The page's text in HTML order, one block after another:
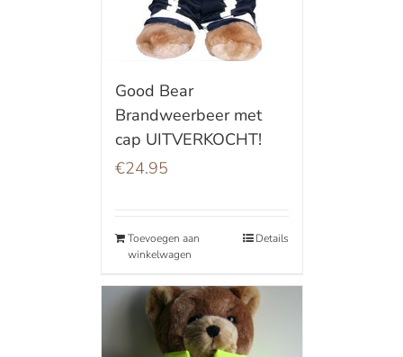
Good Bear
Brandweerbeer met
cap UITVERKOCHT!
€24.95
Toevoegen aan
winkelwagen
Details